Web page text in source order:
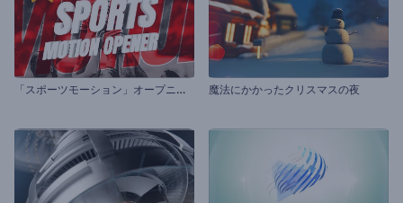
「
スポーツモーション」オープニング 魔法にかかったクリスマスの夜